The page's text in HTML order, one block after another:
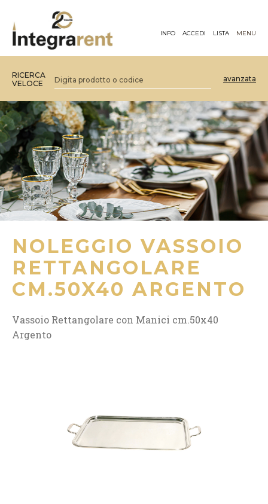
INFO ACCEDI LISTA MENU
RICERCA
VELOCE
avanzata
NOLEGGIO VASSOIO
RETTANGOLARE
CM.50X40 ARGENTO
Vassoio Rettangolare con Manici cm.50x40
Argento